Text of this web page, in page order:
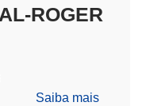
ROGER
Saiba mais: